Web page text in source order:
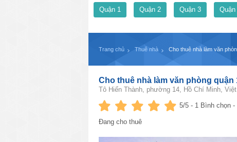
Quận 1 Quận 2 Quận 3 Quận
Trang chủ Thuê nhà Cho thuê nhà làm văn
Cho thuê nhà làm văn phòng
Tô Hiến Thành, phường 14, Hồ Chí Minh,
5/5 - 1 Bình chọn
Đang cho thuê